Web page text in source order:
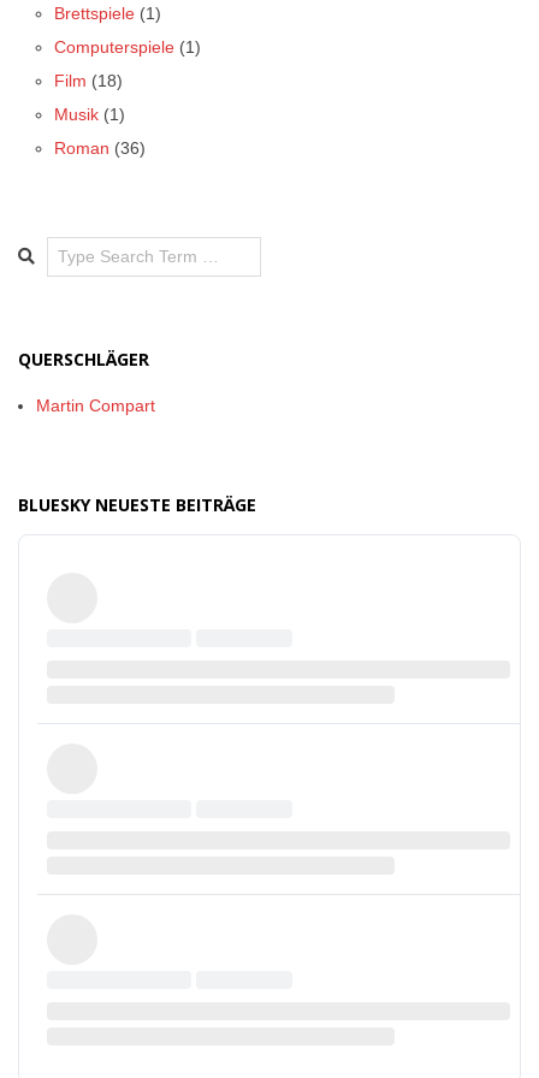
Brettspiele (1)
Computerspiele (1)
Film (18)
Musik (1)
Roman (36)
Search
QUERSCHLÄGER
Martin Compart
BLUESKY NEUESTE BEITRÄGE